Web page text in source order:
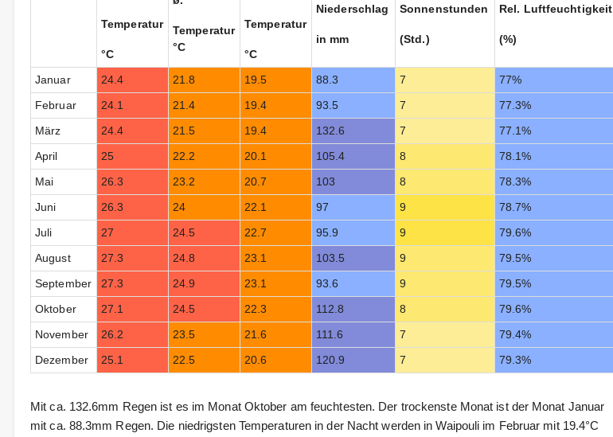
Temperatur
°C
Temperatur
°C
Temperatur
°C
Niederschlag
in mm
Sonnenstunden
(Std.)
Rel. Luftfeuchtigkeit
(%)
Januar 24.4 21.8 19.5 88.3 7 77%
Februar 24.1 21.4 19.4 93.5 7 77.3%
März 24.4 21.5 19.4 132.6 7 77.1%
April 25 22.2 20.1 105.4 8 78.1%
Mai 26.3 23.2 20.7 103 8 78.3%
Juni 26.3 24 22.1 97 9 78.7%
Juli 27 24.5 22.7 95.9 9 79.6%
August 27.3 24.8 23.1 103.5 9 79.5%
September 27.3 24.9 23.1 93.6 9 79.5%
Oktober 27.1 24.5 22.3 112.8 8 79.6%
November 26.2 23.5 21.6 111.6 7 79.4%
Dezember 25.1 22.5 20.6 120.9 7 79.3%
Mit ca. 132.6mm Regen ist es im Monat Oktober am feuchtesten. Der trockenste Monat ist der Monat Januar
mit ca. 88.3mm Regen. Die niedrigsten Temperaturen in der Nacht werden in Waipouli im Februar mit 19.4°C